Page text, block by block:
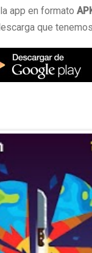
app en formato
que